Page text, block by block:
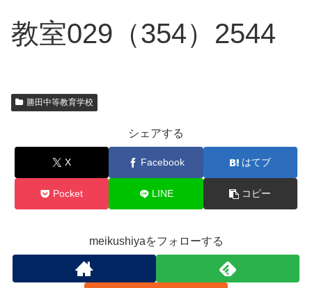
教室029（354）2544
勝田中等教育学校
シェアする
X Facebook はてブ
Pocket LINE コピー
meikushiyaをフォローする